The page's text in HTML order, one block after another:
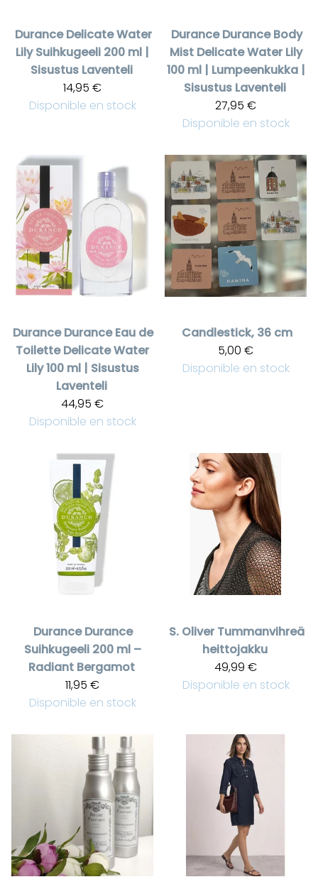
Durance Delicate Water
Lily Suihkugeeli 200 ml |
Sisustus Laventeli
14,95 €
Disponible en stock
Durance Durance Body
Mist Delicate Water Lily
100 ml | Lumpeenkukka |
Sisustus Laventeli
27,95 €
Disponible en stock
Durance Durance Eau de
Toilette Delicate Water
Lily 100 ml | Sisustus
Laventeli
44,95 €
Disponible en stock
Candlestick, 36 cm
5,00 €
Disponible en stock
Durance Durance
Suihkugeeli 200 ml –
Radiant Bergamot
11,95 €
Disponible en stock
S. Oliver Tummanvihreä
heittojakku
49,99 €
Disponible en stock